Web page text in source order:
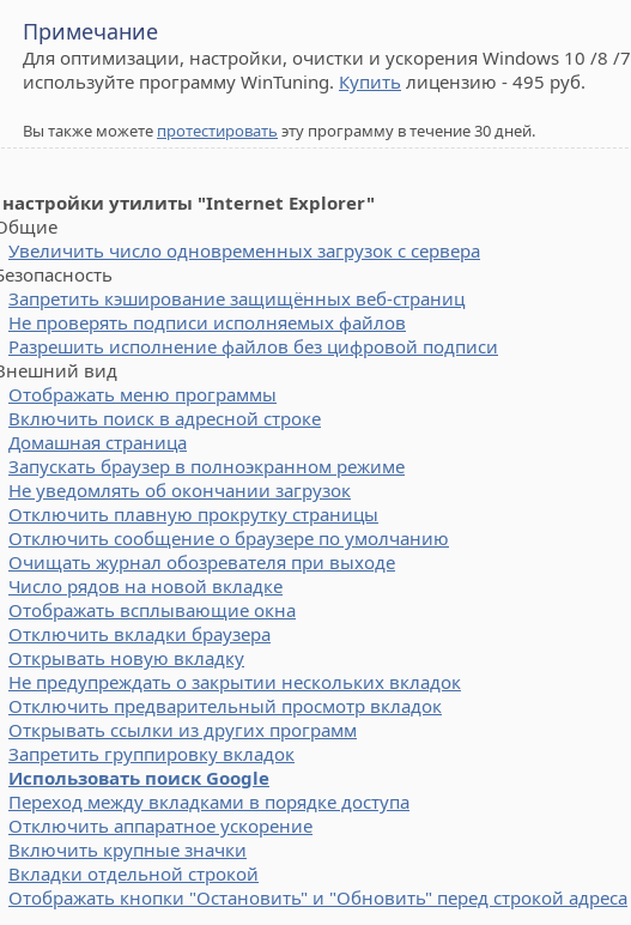
Примечание
Для оптимизации, настройки, очистки и ускорения Windows 10 /8 /7
используйте программу WinTuning. Купить лицензию - 495 руб.
Вы также можете протестировать эту программу в течение 30 дней.
настройки утилиты "Internet Explorer"
Увеличить число одновременных загрузок с сервера
Запретить кэширование защищённых веб-страниц
Не проверять подписи исполняемых файлов
Разрешить исполнение файлов без цифровой подписи
вид
Отображать меню программы
Включить поиск в адресной строке
Домашная страница
Запускать браузер в полноэкранном режиме
Не уведомлять об окончании загрузок
Отключить плавную прокрутку страницы
Отключить сообщение о браузере по умолчанию
Очищать журнал обозревателя при выходе
Число рядов на новой вкладке
Отображать всплывающие окна
Отключить вкладки браузера
Открывать новую вкладку
Не предупреждать о закрытии нескольких вкладок
Отключить предварительный просмотр вкладок
Открывать ссылки из других программ
Запретить группировку вкладок
Использовать поиск Google
Переход между вкладками в порядке доступа
Отключить аппаратное ускорение
Включить крупные значки
Вкладки отдельной строкой
Отображать кнопки "Остановить" и "Обновить" перед строкой адреса